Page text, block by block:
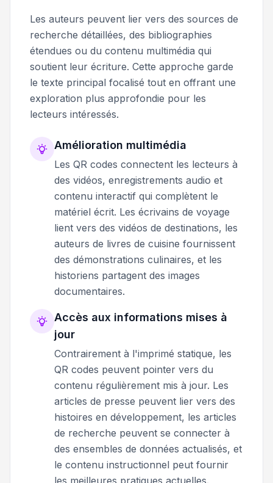
Les auteurs peuvent lier vers des sources de
recherche détaillées, des bibliographies
étendues ou du contenu multimédia qui
soutient leur écriture. Cette approche garde
le texte principal focalisé tout en offrant une
exploration plus approfondie pour les
lecteurs intéressés.
Amélioration multimédia
Les QR codes connectent les lecteurs à
des vidéos, enregistrements audio et
contenu interactif qui complètent le
matériel écrit. Les écrivains de voyage
lient vers des vidéos de destinations, les
auteurs de livres de cuisine fournissent
des démonstrations culinaires, et les
historiens partagent des images
documentaires.
Accès aux informations mises à
jour
Contrairement à l'imprimé statique, les
QR codes peuvent pointer vers du
contenu régulièrement mis à jour. Les
articles de presse peuvent lier vers des
histoires en développement, les articles
de recherche peuvent se connecter à
des ensembles de données actualisés, et
le contenu instructionnel peut fournir
les meilleures pratiques actuelles.